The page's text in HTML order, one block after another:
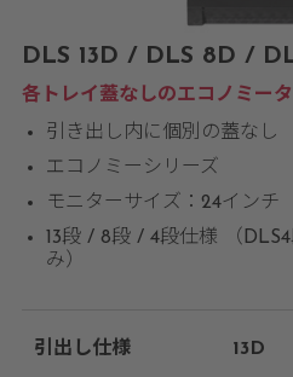
DLS 13D / DLS 8D /
各トレイ蓋なしのエコノミー
引き出し内に個別の蓋なし
エコノミーシリーズ
モニターサイズ：24インチ
13段 / 8段 / 4段仕様 （
み）
引出し仕様 13D